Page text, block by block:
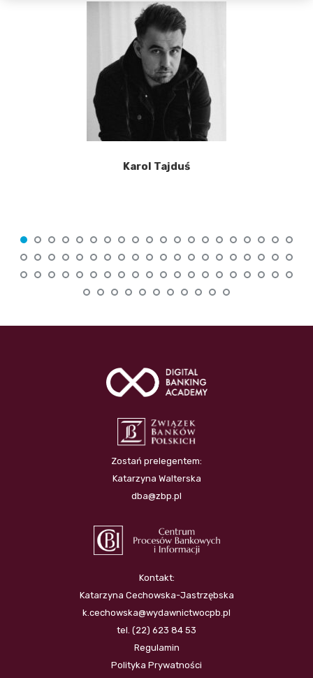
Karol Tajduś
Zostań prelegentem:
Katarzyna Walterska
dba@zbp.pl
Kontakt:
Katarzyna Cechowska-Jastrzębska
k.cechowska@wydawnictwocpb.pl
tel. (22) 623 84 53
Regulamin
Polityka Prywatności